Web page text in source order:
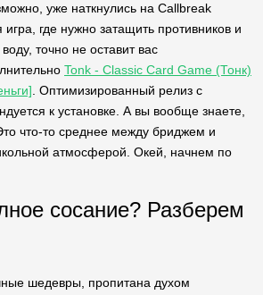
уже наткнулись на Callbreak
где нужно затащить противников и
точно не оставит вас
Tonk - Classic Card Game (Тонк)
. Оптимизированный релиз с
к установке. А вы вообще знаете,
что-то среднее между бриджем и
атмосферой. Окей, начнем по
сосание? Разберем
шедевры, пропитана духом